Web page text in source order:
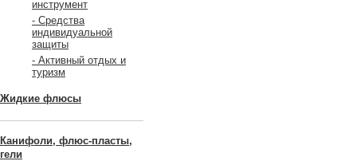
инструмент
- Средства
индивидуальной
защиты
- Активный отдых и
туризм
Жидкие флюсы
Канифоли, флюс-пласты,
гели